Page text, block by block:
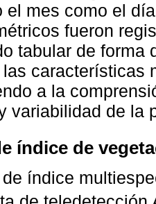
el mes como el
fueron
tabular de forma
características
a la
variabilidad de la
índice de
índice